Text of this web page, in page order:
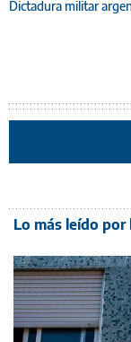
Dictadura militar
Lo más leído por